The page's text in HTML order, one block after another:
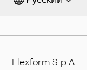
Flexform S.p.A.